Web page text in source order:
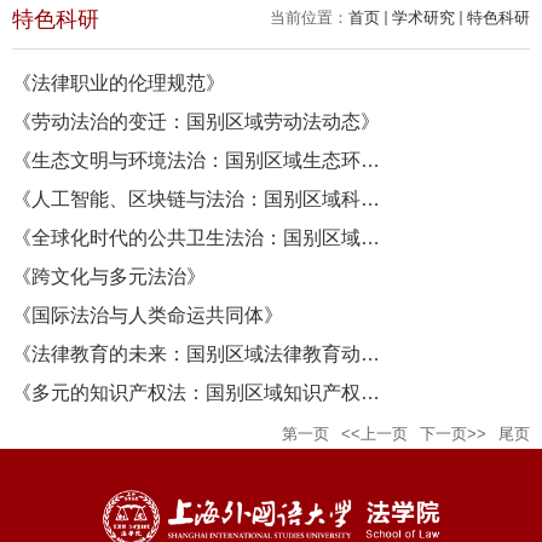
当前位置： 首页 学术研究 特色科研
特色科研
《法律职业的伦理规范》
《劳动法治的变迁：国别区域劳动法动态》
《生态文明与环境法治：国别区域生态环境法治动态》
《人工智能、区块链与法治：国别区域科技与法律动态》
《全球化时代的公共卫生法治：国别区域公共卫生法治动态》
《跨文化与多元法治》
《国际法治与人类命运共同体》
《法律教育的未来：国别区域法律教育动态》
《多元的知识产权法：国别区域知识产权法动态》
第一页 <<上一页 下一页>> 尾页